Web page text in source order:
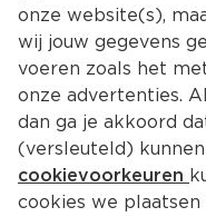
onze website(s),
wij jouw gegevens
voeren zoals het
onze advertenties.
dan ga je akkoord
(versleuteld)
cookievoorkeuren
cookies we